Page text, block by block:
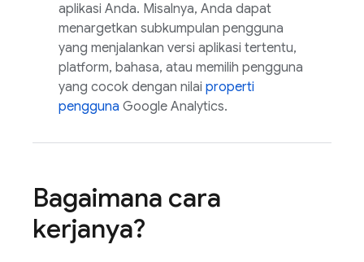
aplikasi Anda. Misalnya, Anda dapat
menargetkan subkumpulan pengguna
yang menjalankan versi aplikasi tertentu,
platform, bahasa, atau memilih pengguna
yang cocok dengan nilai properti
pengguna Google Analytics.
Bagaimana cara
kerjanya?